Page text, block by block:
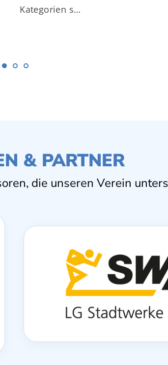
Kategorien s…
& PARTNER
die unseren Verein